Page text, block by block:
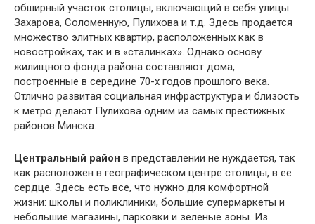
обширный участок столицы, включающий в себя улицы
Захарова, Соломенную, Пулихова и т.д. Здесь продается
множество элитных квартир, расположенных как в
новостройках, так и в «сталинках». Однако основу
жилищного фонда района составляют дома,
построенные в середине 70-х годов прошлого века.
Отлично развитая социальная инфраструктура и близость
к метро делают Пулихова одним из самых престижных
районов Минска.
Центральный район в представлении не нуждается, так
как расположен в географическом центре столицы, в ее
сердце. Здесь есть все, что нужно для комфортной
жизни: школы и поликлиники, большие супермаркеты и
небольшие магазины, парковки и зеленые зоны. Из